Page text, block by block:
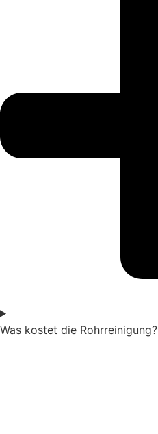
Was kostet die Rohrreinigung?